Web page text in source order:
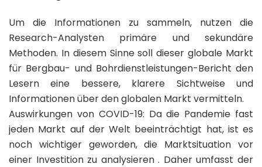
Um die Informationen zu sammeln, nutzen die
Research-Analysten primäre und sekundäre
Methoden. In diesem Sinne soll dieser globale Markt
für Bergbau- und Bohrdienstleistungen-Bericht den
Lesern eine bessere, klarere Sichtweise und
Informationen über den globalen Markt vermitteln.
Auswirkungen von COVID-19: Da die Pandemie fast
jeden Markt auf der Welt beeinträchtigt hat, ist es
noch wichtiger geworden, die Marktsituation vor
einer Investition zu analysieren . Daher umfasst der